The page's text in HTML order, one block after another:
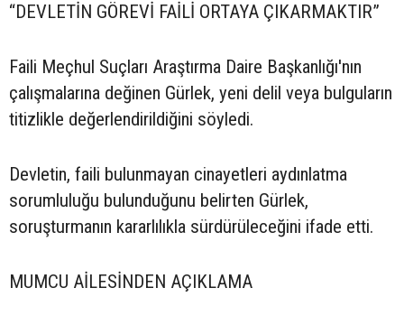
“DEVLETİN GÖREVİ FAİLİ ORTAYA ÇIKARMAKTIR”
Faili Meçhul Suçları Araştırma Daire Başkanlığı'nın
çalışmalarına değinen Gürlek, yeni delil veya bulguların
titizlikle değerlendirildiğini söyledi.
Devletin, faili bulunmayan cinayetleri aydınlatma
sorumluluğu bulunduğunu belirten Gürlek,
soruşturmanın kararlılıkla sürdürüleceğini ifade etti.
MUMCU AİLESİNDEN AÇIKLAMA